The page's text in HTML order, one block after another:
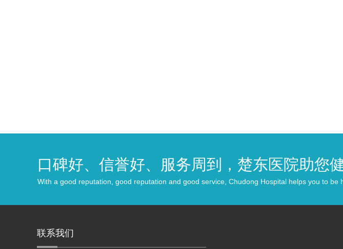
口碑好、信誉好、服务周到，楚东医院助您
With a good reputation, good reputation and good service, Chudong Hospital helps you to be
联系我们